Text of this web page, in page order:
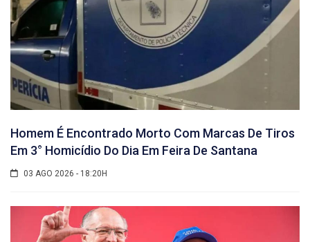
Homem É Encontrado Morto Com Marcas De Tiros
Em 3° Homicídio Do Dia Em Feira De Santana
03 AGO 2026 - 18:20H